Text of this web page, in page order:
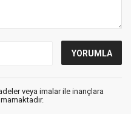
veya imalar ile inançlara